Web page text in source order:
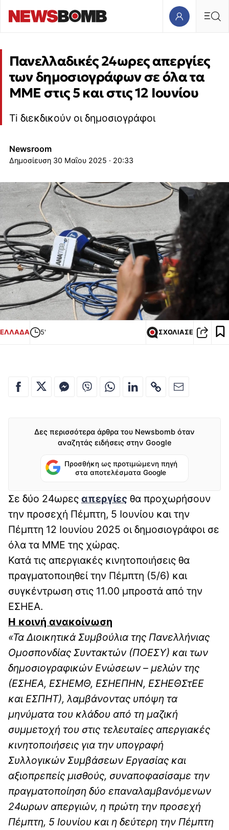
Πανελλαδικές 24ωρες απεργίες
των δημοσιογράφων σε όλα τα
ΜΜΕ στις 5 και στις 12 Ιουνίου
Ti διεκδικούν οι δημοσιογράφοι
Newsroom
30 Μαΐου 2025 · 20:33
ΕΛΛΑΔΑ 5' ΣΧΟΛΙΑΣΕ
Δες περισσότερα άρθρα του Newsbomb όταν
αναζητάς ειδήσεις στην Google
Προσθήκη ως προτιμώμενη πηγή
στα αποτελέσματα Google
Σε δύο 24ωρες απεργίες θα προχωρήσουν
την προσεχή Πέμπτη, 5 Ιουνίου και την
Πέμπτη 12 Ιουνίου 2025 οι δημοσιογράφοι σε
όλα τα ΜΜΕ της χώρας.
Κατά τις απεργιακές κινητοποιήσεις θα
πραγματοποιηθεί την Πέμπτη (5/6) και
συγκέντρωση στις 11.00 μπροστά από την
ΕΣΗΕΑ.
Η κοινή ανακοίνωση
«Τα Διοικητικά Συμβούλια της Πανελλήνιας
Ομοσπονδίας Συντακτών (ΠΟΕΣΥ) και των
δημοσιογραφικών Ενώσεων – μελών της
(ΕΣΗΕΑ, ΕΣΗΕΜΘ, ΕΣΗΕΠΗΝ, ΕΣΗΕΘΣτΕΕ
και ΕΣΠΗΤ), λαμβάνοντας υπόψη τα
μηνύματα του κλάδου από τη μαζική
συμμετοχή του στις τελευταίες απεργιακές
κινητοποιήσεις για την υπογραφή
Συλλογικών Συμβάσεων Εργασίας και
αξιοπρεπείς μισθούς, συναποφασίσαμε την
πραγματοποίηση δύο επαναλαμβανόμενων
24ωρων απεργιών, η πρώτη την προσεχή
Πέμπτη, 5 Ιουνίου και η δεύτερη την Πέμπτη